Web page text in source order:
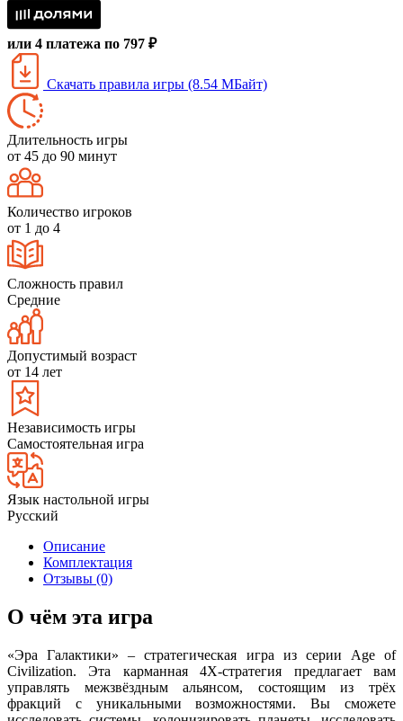
или 4 платежа по 797 ₽
Скачать правила игры (8.54 МБайт)
Длительность игры
от 45 до 90 минут
Количество игроков
от 1 до 4
Сложность правил
Средние
Допустимый возраст
от 14 лет
Независимость игры
Самостоятельная игра
Язык настольной игры
Русский
Описание
Комплектация
Отзывы (0)
О чём эта игра
«Эра Галактики» – стратегическая игра из серии Age of
Civilization. Эта карманная 4X-стратегия предлагает вам
управлять межзвёздным альянсом, состоящим из трёх
фракций с уникальными возможностями. Вы сможете